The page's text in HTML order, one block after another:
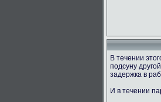
В течении
подсуну
задержка в
И в течении